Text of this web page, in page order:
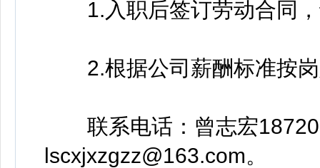
1.入职后签订劳动合同，
2.根据公司薪酬标准按岗
联系电话：曾志宏
lscxjxzgzz@163.com。